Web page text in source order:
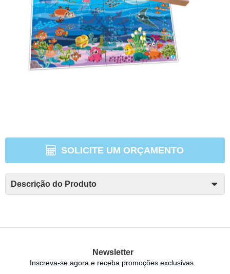
SOLICITE UM ORÇAMENTO
Descrição do Produto
Newsletter
Inscreva-se agora e receba promoções exclusivas.